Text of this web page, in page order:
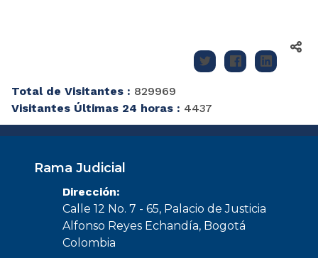
Total de Visitantes : 829969
Visitantes Últimas 24 horas : 4437
Rama Judicial
Dirección:
Calle 12 No. 7 - 65, Palacio de Justicia
Alfonso Reyes Echandía, Bogotá
Colombia